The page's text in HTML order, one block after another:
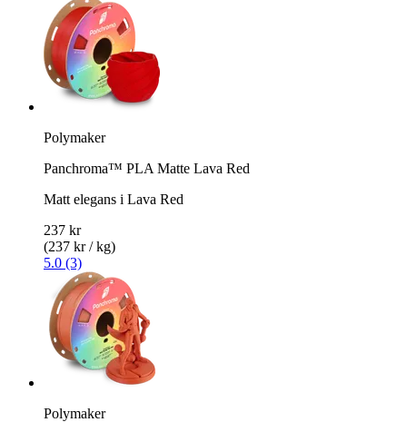
Polymaker
Panchroma™ PLA Matte Lava Red
Matt elegans i Lava Red
237 kr
(237 kr / kg)
5.0 (3)
Polymaker